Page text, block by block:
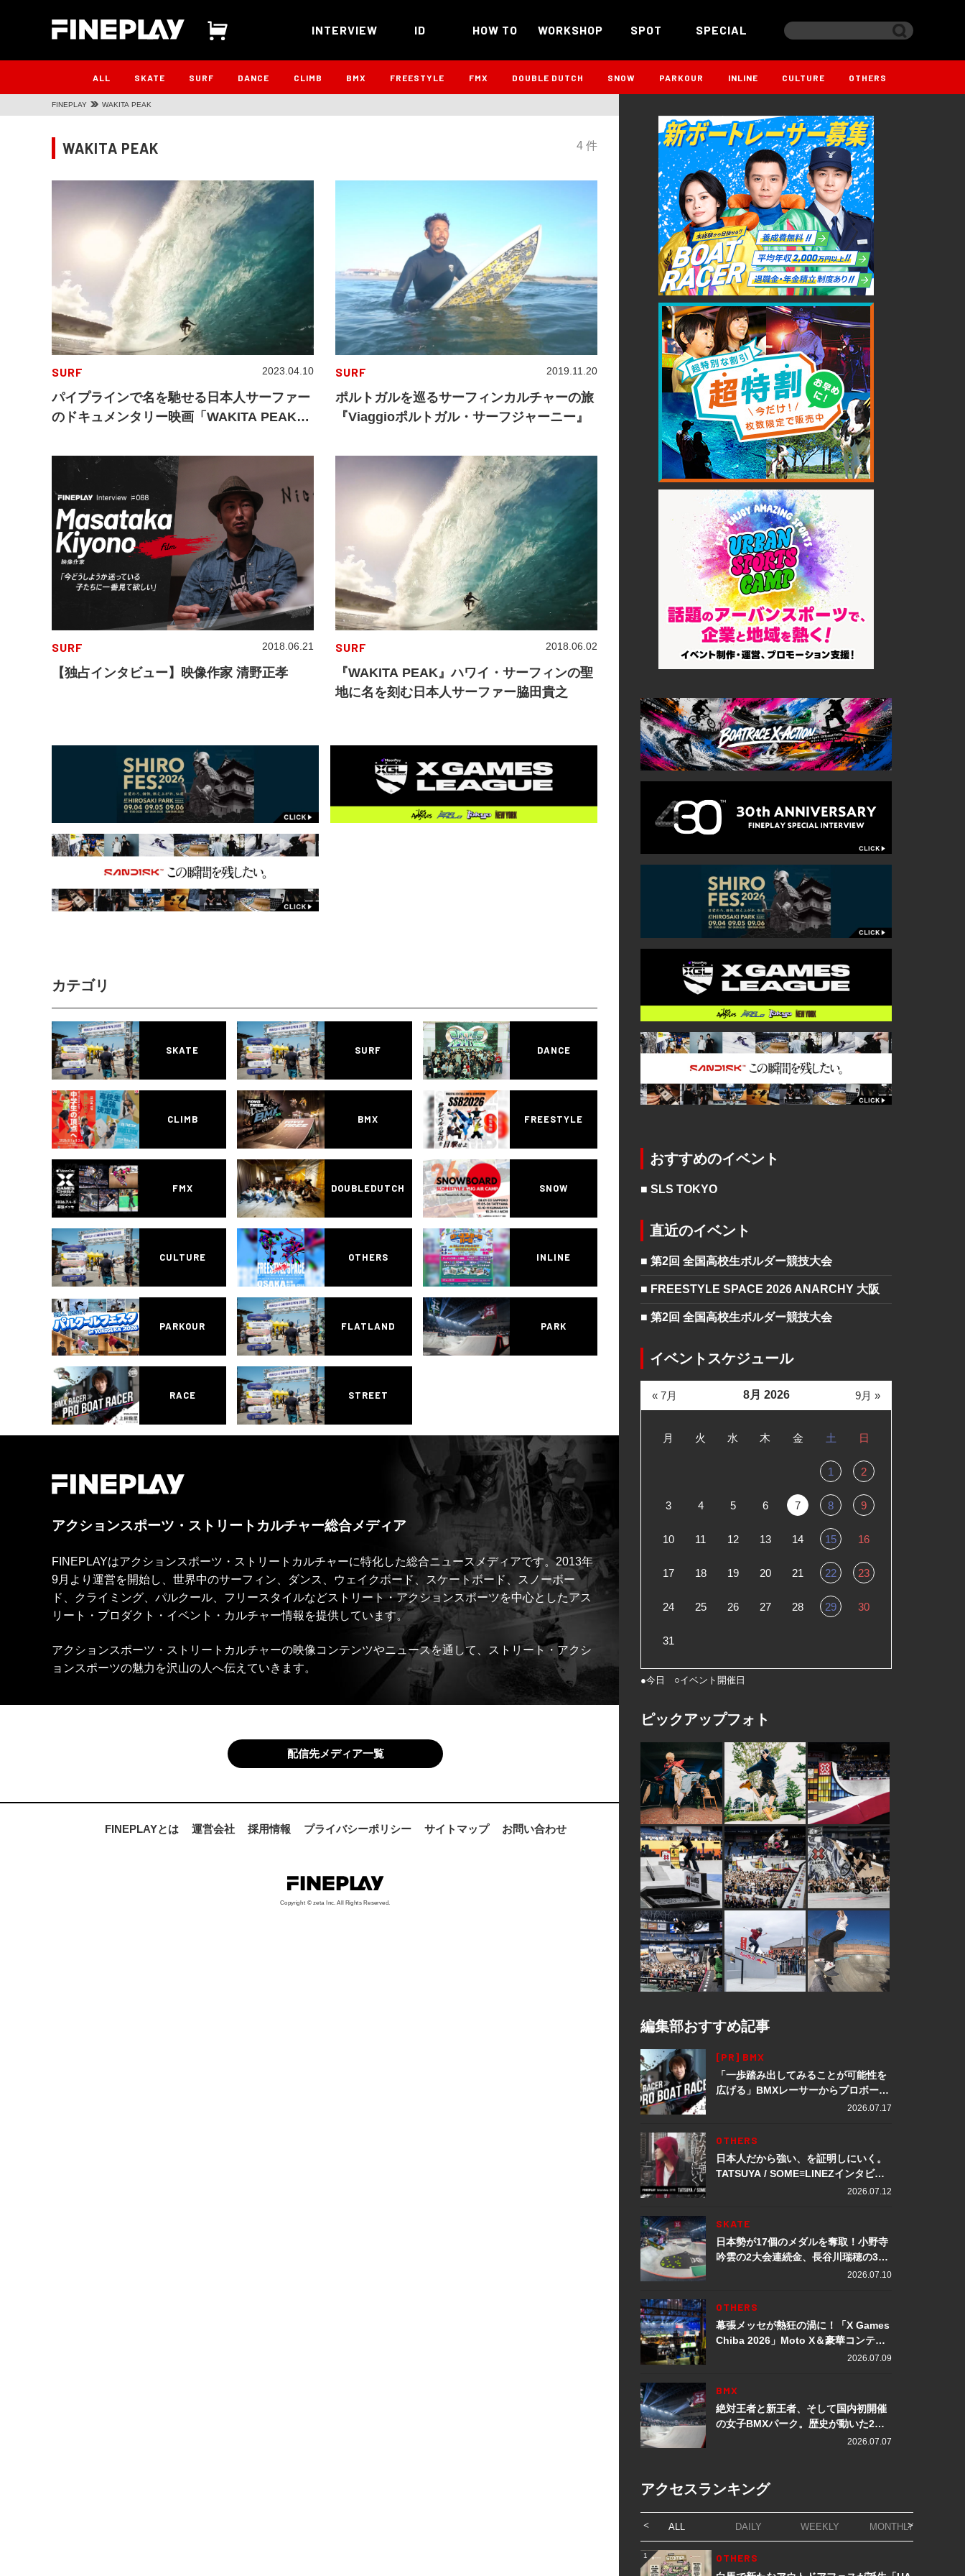
INTERVIEW ID HOW TO WORKSHOP SPOT SPECIAL
ALL SKATE SURF DANCE CLIMB BMX FREESTYLE FMX DOUBLE DUTCH SNOW PARKOUR INLINE CULTURE OTHERS
FINEPLAY WAKITA PEAK
4 件
WAKITA PEAK
SURF
パイプラインで名を馳せる日本人サーファー
のドキュメンタリー映画「WAKITA PEAK～
2023.04.10 SURF
ポルトガルを巡るサーフィンカルチャーの旅
『Viaggioポルトガル・サーフジャーニー』
2019.11.20
SURF
【独占インタビュー】映像作家 清野正孝
2018.06.21 SURF
『WAKITA PEAK』ハワイ・サーフィンの聖
地に名を刻む日本人サーファー脇田貴之
2018.06.02
カテゴリ
SKATE SURF DANCE
CLIMB BMX FREESTYLE
FMX DOUBLEDUTCH SNOW
CULTURE OTHERS INLINE
PARKOUR FLATLAND PARK
RACE STREET
アクションスポーツ・ストリートカルチャー総合メディア
FINEPLAYはアクションスポーツ・ストリートカルチャーに特化した総合ニュースメディアです。2013年
9月より運営を開始し、世界中のサーフィン、ダンス、ウェイクボード、スケートボード、スノーボー
ド、クライミング、パルクール、フリースタイルなどストリート・アクションスポーツを中心としたアス
リート・プロダクト・イベント・カルチャー情報を提供しています。
アクションスポーツ・ストリートカルチャーの映像コンテンツやニュースを通して、ストリート・アクシ
ョンスポーツの魅力を沢山の人へ伝えていきます。
配信先メディア一覧
FINEPLAYとは 運営会社 採用情報 プライバシーポリシー サイトマップ お問い合わせ
Copyright © zeta Inc. All Rights Reserved.
おすすめのイベント
■ SLS TOKYO
直近のイベント
■ 第2回 全国高校生ボルダー競技大会
■ FREESTYLE SPACE 2026 ANARCHY 大阪
■ 第2回 全国高校生ボルダー競技大会
イベントスケジュール
8月 2026
月 火 水 木 金 土 日
1 2
3 4 5 6 7 8 9
10 11 12 13 14 15 16
17 18 19 20 21 22 23
24 25 26 27 28 29 30
31
« 7月 9月 »
●今日 ○イベント開催日
ピックアップフォト
編集部おすすめ記事
[PR] BMX
「一歩踏み出してみることが可能性を
広げる」BMXレーサーからプロボート
レーサーへ転身。上田龍星が体現する
2026.07.17
OTHERS
日本人だから強い、を証明しにいく。
TATSUYA / SOME≡LINEZインタビュ
2026.07.12
SKATE
日本勢が17個のメダルを奪取！小野寺
吟雲の2大会連続金、長谷川瑞穂の3メ
ダル獲得など数々の快挙をプレイバッ
2026.07.10
OTHERS
幕張メッセが熱狂の渦に！「X Games
Chiba 2026」Moto X＆豪華コンテン
2026.07.09
BMX
絶対王者と新王者、そして国内初開催
の女子BMXパーク。歴史が動いた2日
2026.07.07
アクセスランキング
ALL DAILY WEEKLY MONTHLY
1 OTHERS